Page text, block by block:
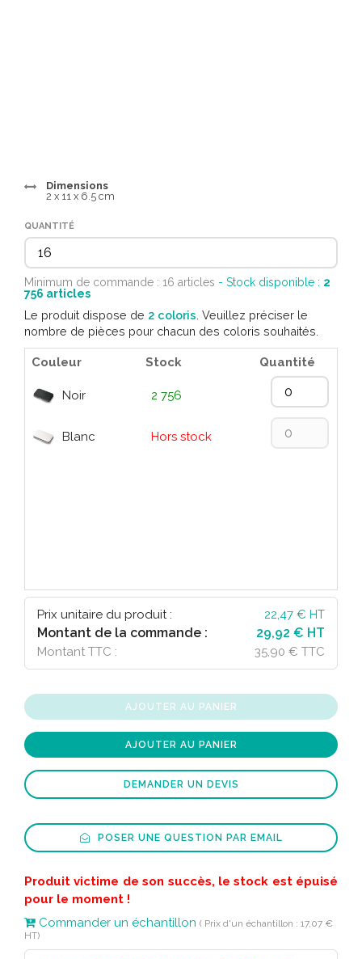
Dimensions
2 x 11 x 6.5 cm
QUANTITÉ
Minimum de commande : 16 articles - Stock disponible : 2
756 articles
Le produit dispose de 2 coloris . Veuillez préciser le
nombre de pièces pour chacun des coloris souhaités.
Couleur Stock Quantité
Noir 2 756
Blanc Hors stock
Prix unitaire du produit : 22,47 € HT
Montant de la commande : 29,92 € HT
Montant TTC : 35,90 € TTC
AJOUTER AU PANIER
AJOUTER AU PANIER
DEMANDER UN DEVIS
POSER UNE QUESTION PAR EMAIL
Produit victime de son succès, le stock est épuisé
pour le moment !
Commander un échantillon ( Prix d'un échantillon : 17,07 €
HT)